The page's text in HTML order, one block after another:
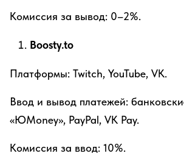
Комиссия за вывод: 0–2%.
Boosty.to
Платформы: Twitch, YouTube, VK.
Ввод и вывод платежей:
«ЮMoney», PayPal, VK Pay.
Комиссия за ввод: 10%.